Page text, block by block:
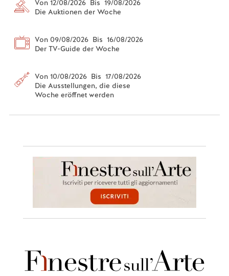
Von 12/08/2026 Bis 19/08/2026
Die Auktionen der Woche
Von 09/08/2026 Bis 16/08/2026
Der TV-Guide der Woche
Von 10/08/2026 Bis 17/08/2026
Die Ausstellungen, die diese
Woche eröffnet werden